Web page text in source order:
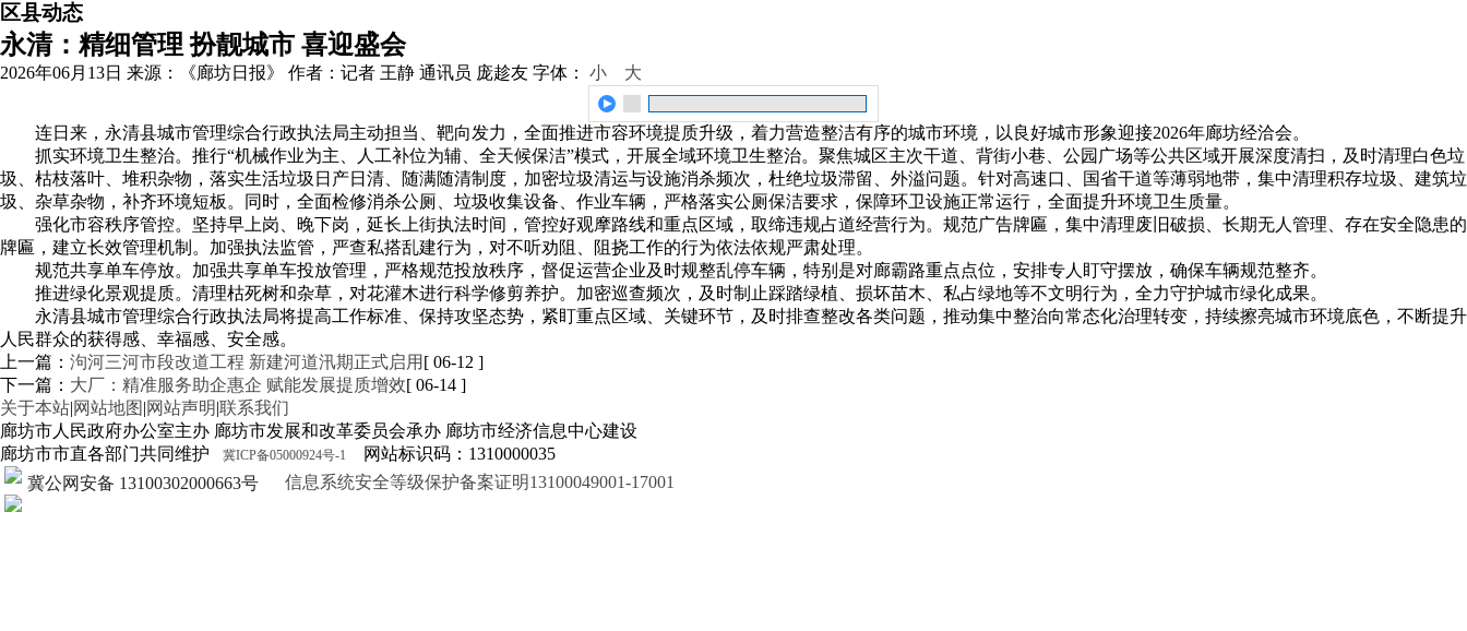
区县动态
永清：精细管理 扮靓城市 喜迎盛会
2026年06月13日 来源：《廊坊日报》 作者：记者 王静 通讯员 庞趁友 字体： 小 大
连日来，永清县城市管理综合行政执法局主动担当、靶向发力，全面推进市容环境提质升级，着力营造整洁有序的城市环境，以良好城市形象迎接2026年廊坊经洽会。
抓实环境卫生整治。推行“机械作业为主、人工补位为辅、全天候保洁”模式，开展全域环境卫生整治。聚焦城区主次干道、背街小巷、公园广场等公共区域开展深度清扫，及时清理白色垃
圾、枯枝落叶、堆积杂物，落实生活垃圾日产日清、随满随清制度，加密垃圾清运与设施消杀频次，杜绝垃圾滞留、外溢问题。针对高速口、国省干道等薄弱地带，集中清理积存垃圾、建筑垃
圾、杂草杂物，补齐环境短板。同时，全面检修消杀公厕、垃圾收集设备、作业车辆，严格落实公厕保洁要求，保障环卫设施正常运行，全面提升环境卫生质量。
强化市容秩序管控。坚持早上岗、晚下岗，延长上街执法时间，管控好观摩路线和重点区域，取缔违规占道经营行为。规范广告牌匾，集中清理废旧破损、长期无人管理、存在安全隐患的
牌匾，建立长效管理机制。加强执法监管，严查私搭乱建行为，对不听劝阻、阻挠工作的行为依法依规严肃处理。
规范共享单车停放。加强共享单车投放管理，严格规范投放秩序，督促运营企业及时规整乱停车辆，特别是对廊霸路重点点位，安排专人盯守摆放，确保车辆规范整齐。
推进绿化景观提质。清理枯死树和杂草，对花灌木进行科学修剪养护。加密巡查频次，及时制止踩踏绿植、损坏苗木、私占绿地等不文明行为，全力守护城市绿化成果。
永清县城市管理综合行政执法局将提高工作标准、保持攻坚态势，紧盯重点区域、关键环节，及时排查整改各类问题，推动集中整治向常态化治理转变，持续擦亮城市环境底色，不断提升
人民群众的获得感、幸福感、安全感。
上一篇： 泃河三河市段改道工程 新建河道汛期正式启用 [ 06-12 ]
下一篇： 大厂：精准服务助企惠企 赋能发展提质增效[ 06-14 ]
关于本站|网站地图 |网站声明|联系我们
廊坊市人民政府办公室主办 廊坊市发展和改革委员会承办 廊坊市经济信息中心建设
廊坊市市直各部门共同维护
冀ICP备05000924号-1
网站标识码：1310000035
冀公网安备 13100302000663号
信息系统安全等级保护备案证明13100049001-17001